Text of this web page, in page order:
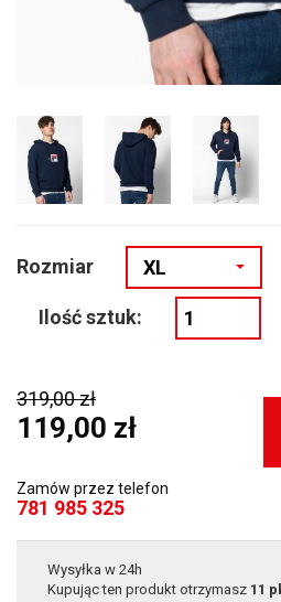
Rozmiar XL
Ilość sztuk:
319,00 zł
119,00 zł
Zamów przez telefon
781 985 325
Wysyłka w 24h
Kupując ten produkt otrzymasz 11